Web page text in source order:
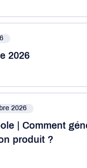
2026
2026
| Comment
produit ?